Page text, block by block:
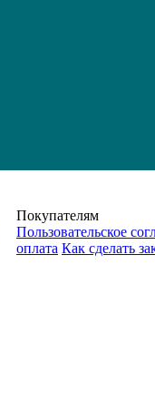
Покупателям
Пользовательское
оплата Как сделать